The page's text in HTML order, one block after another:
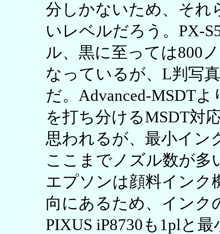
分しかないため、それ
いレベルだろう。PX-
ル、黒に至っては800
なっているが、L判写
だ。Advanced-MSDT
を打ち分けるMSDT対
思われるが、最小イン
ここまでノズル数が多
エプソンは顔料インク
向にあるため、インク
PIXUS iP8730も1plと